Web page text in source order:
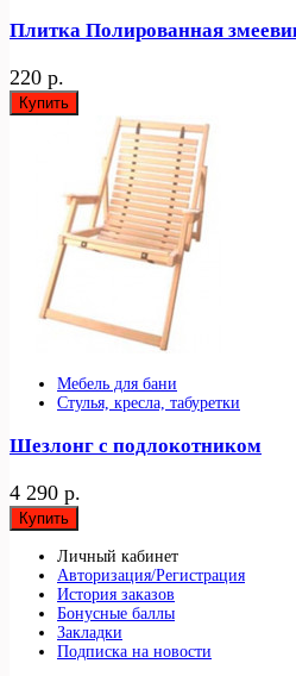
Плитка Полированная
220 р.
Купить
Мебель для бани
Стулья, кресла, табуретки
Шезлонг с подлокотником
4 290 р.
Купить
Личный кабинет
Авторизация/Регистрация
История заказов
Бонусные баллы
Закладки
Подписка на новости